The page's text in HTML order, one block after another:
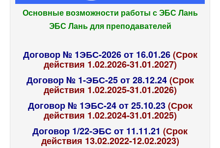
Основные возможности работы с ЭБС Лань
ЭБС Лань для преподавателей
Договор № 1ЭБС-2026 от 16.01.26 (Срок
действия 1.02.2026-31.01.2027)
Договор № 1-ЭБС-25 от 28.12.24(Срок
действия 1.02.2025-31.01.2026)
Договор № 1ЭБС-24 от 25.10.23 (Срок
действия 1.02.2024-31.01.2025)
Договор 1/22-ЭБС от 11.11.21 (Срок
действия 13.02.2022-12.02.2023)